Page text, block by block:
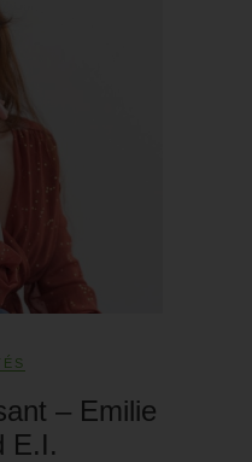
– Emilie
E.I.